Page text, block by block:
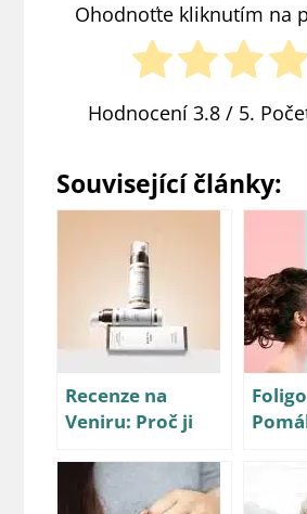
Ohodnoťte kliknutím na
Hodnocení 3.8/ 5.
Související články:
Recenze na
Veniru: Proč ji